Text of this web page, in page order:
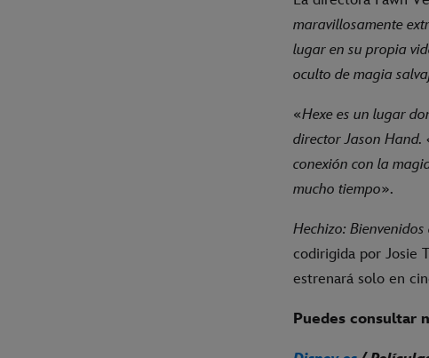
maravillosamente
lugar en su propia
oculto de magia
«Hexe es un lugar
director Jason Hand.
conexión con la
mucho tiempo».
Hechizo: Bienvenidos
codirigida por Josie
estrenará solo en
Puedes consultar